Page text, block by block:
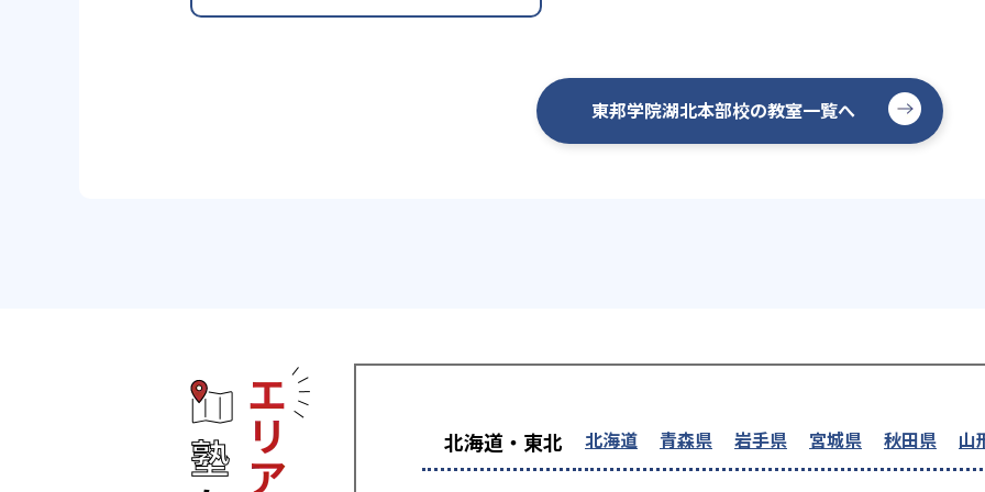
東邦学院湖北本部校の教室一覧へ
北海道・東北 北海道 青森県 岩手県 宮城県 秋田県 山